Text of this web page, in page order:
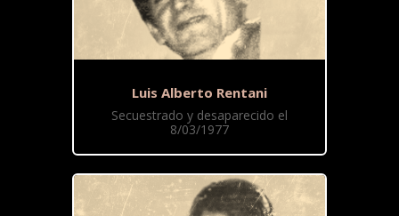
Luis Alberto Rentani
Secuestrado y desaparecido el
8/03/1977